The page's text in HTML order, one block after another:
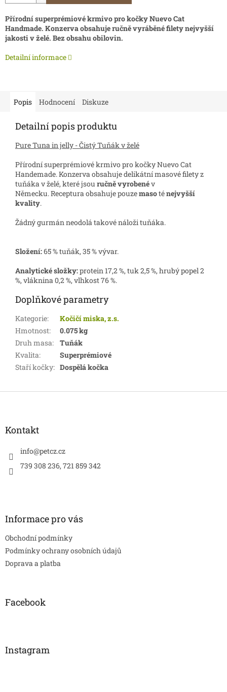
Přírodní superprémiové krmivo pro kočky Nuevo Cat
Handmade. Konzerva obsahuje ručně vyráběné filety nejvyšší
jakosti v želé. Bez obsahu obilovin.
Detailní informace
Popis Hodnocení Diskuze
Detailní popis produktu
Pure Tuna in jelly - Čistý Tuňák v želé
Přírodní superprémiové krmivo pro kočky Nuevo Cat
Handemade. Konzerva obsahujedelikátní masové filety z
tuňákav želé, kteréjsou ručně vyrobenév
Německu.Receptura obsahuje pouzemasoténejvyšší
kvality.
Žádný gurmán neodolá takové náloži tuňáka.
Složení:65 % tuňák, 35 % vývar.
Analytické složky:protein 17,2 %, tuk 2,5 %, hrubý popel 2
%, vláknina 0,2 %, vlhkost 76 %.
Doplňkové parametry
Kategorie:
Kočičí miska, z.s.
Hmotnost:
0.075 kg
Druh masa:
Tuňák
Kvalita:
Superprémiové
Staří kočky: Dospělá kočka
Z
Kontakt
info@petcz.cz
739 308 236, 721 859 342
Informace pro vás
Obchodní podmínky
Podmínky ochrany osobních údajů
Doprava a platba
Facebook
Instagram